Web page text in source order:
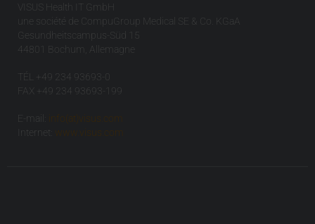
VISUS Health IT GmbH
une société de CompuGroup Medical SE & Co. KGaA
Gesundheitscampus-Süd 15
44801 Bochum, Allemagne
TÉL +49 234 93693-0
FAX +49 234 93693-199
E-mail:
info(at)visus.com
Internet:
www.visus.com